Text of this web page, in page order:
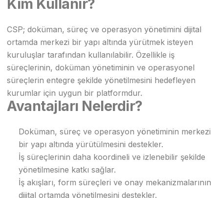
Kim Kullanır?
CSP; doküman, süreç ve operasyon yönetimini dijital
ortamda merkezi bir yapı altında yürütmek isteyen
kuruluşlar tarafından kullanılabilir. Özellikle iş
süreçlerinin, doküman yönetiminin ve operasyonel
süreçlerin entegre şekilde yönetilmesini hedefleyen
kurumlar için uygun bir platformdur.
Avantajları Nelerdir?
Doküman, süreç ve operasyon yönetiminin merkezi
bir yapı altında yürütülmesini destekler.
İş süreçlerinin daha koordineli ve izlenebilir şekilde
yönetilmesine katkı sağlar.
İş akışları, form süreçleri ve onay mekanizmalarının
dijital ortamda yönetilmesini destekler.